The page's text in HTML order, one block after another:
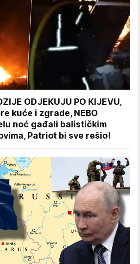
ODJEKUJU PO KIJEVU,
kuće i zgrade, NEBO
noć gađali balističkim
Patriot bi sve rešio!